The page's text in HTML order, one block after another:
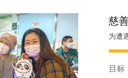
慈
为遭
目标